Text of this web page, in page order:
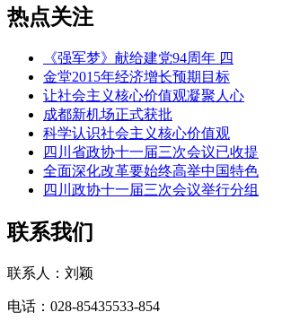
热点关注
《强军梦》献给建党94周年 四
金堂2015年经济增长预期目标
让社会主义核心价值观凝聚人心
成都新机场正式获批
科学认识社会主义核心价值观
四川省政协十一届三次会议已收提
全面深化改革要始终高举中国特色
四川政协十一届三次会议举行分组
联系我们
联系人：刘颖
电话：028-85435533-854